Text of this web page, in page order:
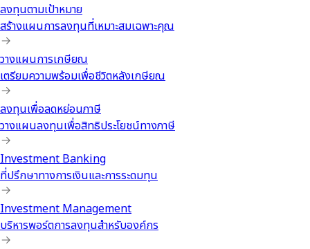
ลงทุนตามเป้าหมาย
สร้างแผนการลงทุนที่เหมาะสมเฉพาะคุณ
วางแผนการเกษียณ
เตรียมความพร้อมเพื่อชีวิตหลังเกษียณ
ลงทุนเพื่อลดหย่อนภาษี
วางแผนลงทุนเพื่อสิทธิประโยชน์ทางภาษี
Investment Banking
ที่ปรึกษาทางการเงินและการระดมทุน
Investment Management
บริหารพอร์ตการลงทุนสำหรับองค์กร